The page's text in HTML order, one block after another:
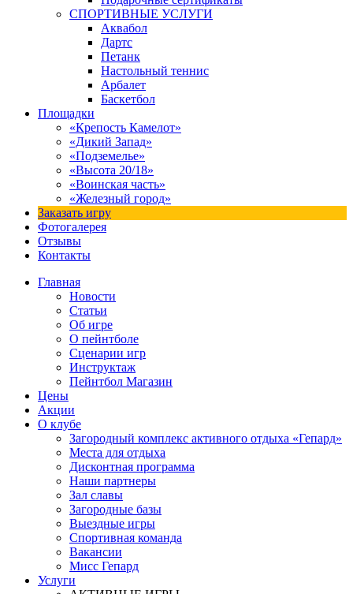
СПОРТИВНЫЕ УСЛУГИ
Аквабол
Дартс
Петанк
Настольный теннис
Арбалет
Баскетбол
Площадки
«Крепость Камелот»
«Дикий Запад»
«Подземелье»
«Высота 20/18»
«Воинская часть»
«Железный город»
Заказать игру
Фотогалерея
Отзывы
Контакты
Главная
Новости
Статьи
Об игре
О пейнтболе
Сценарии игр
Инструктаж
Пейнтбол Магазин
Цены
Акции
О клубе
Загородный комплекс активного отдыха «Гепард»
Места для отдыха
Дисконтная программа
Наши партнеры
Зал славы
Загородные базы
Выездные игры
Спортивная команда
Вакансии
Мисс Гепард
Услуги